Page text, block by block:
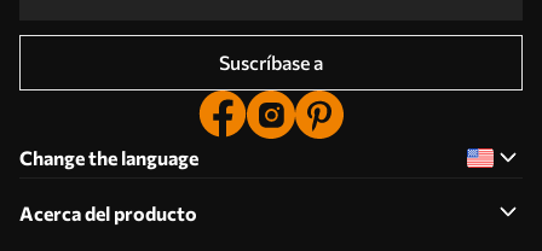
Suscríbase a
Change the language
Acerca del producto